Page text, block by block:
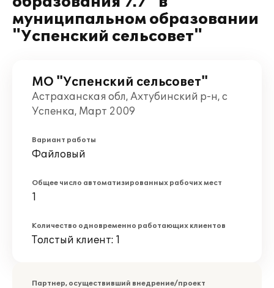
муниципальном образовании
"Успенский сельсовет"
МО "Успенский сельсовет"
Астраханская обл, Ахтубинский р-н, с
Успенка, Март 2009
Вариант работы
Файловый
Общее число автоматизированных рабочих мест
1
Количество одновременно работающих клиентов
Толстый клиент: 1
Партнер, осуществивший внедрение/проект